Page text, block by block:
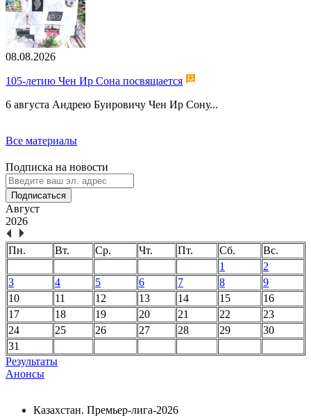
08.08.2026
105-летию Чен Ир Сона посвящается
6 августа Андрею Буировичу Чен Ир Сону...
Все материалы
Подписка на новости
Подписаться
Август
2026
Пн. Вт. Ср. Чт. Пт. Сб.
Вс.
1
2
3
4 5 6 7 8
9
10
11 12 13 14 15
16
17
18 19 20 21 22
23
24
25 26 27 28 29
30
31
Результаты
Анонсы
Казахстан. Премьер-лига-2026